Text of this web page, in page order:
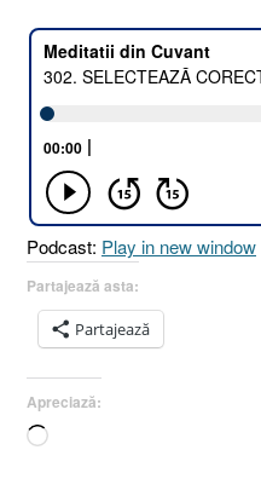
CORECT
98.
EFECTELE
I
Ezechiel
16.42
Podcast: Play in new window
Partajează asta:
Partajează
Apreciază:
Încarc...